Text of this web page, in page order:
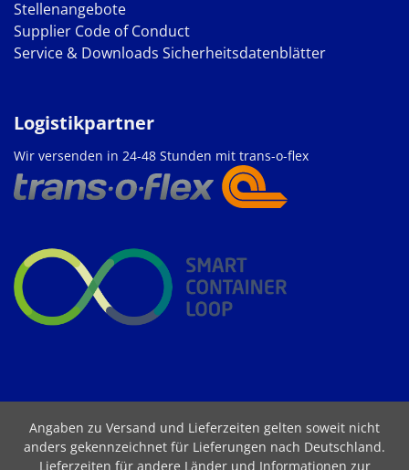
Stellenangebote
Supplier Code of Conduct
Service & Downloads Sicherheitsdatenblätter
Logistikpartner
Wir versenden in 24-48 Stunden mit trans-o-flex
Angaben zu Versand und Lieferzeiten gelten soweit nicht
anders gekennzeichnet für Lieferungen nach Deutschland.
Lieferzeiten für andere Länder und Informationen zur